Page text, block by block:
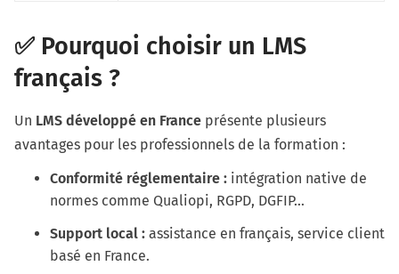
✅ Pourquoi choisir un LMS
français ?
Un LMS développé en France présente plusieurs
avantages pour les professionnels de la formation :
Conformité réglementaire : intégration native de
normes comme Qualiopi, RGPD, DGFIP…
Support local : assistance en français, service client
basé en France.